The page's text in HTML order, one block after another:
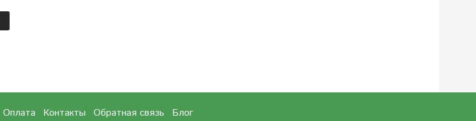
Оплата Контакты Обратная связь Блог